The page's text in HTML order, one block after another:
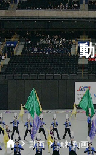
homekeyboard_arrow_right動画keyboard_arrow_right無料動画